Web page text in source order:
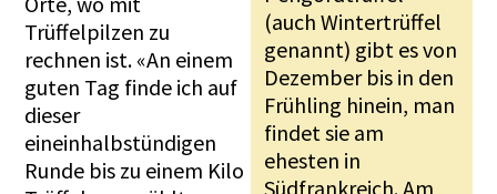
(auch Wintertrüffel
genannt) gibt es von
Dezember bis in den
Frühling hinein, man
findet sie am
ehesten in
Südfrankreich. Am
Trüffelpilzen zu
rechnen ist. «An einem
guten Tag finde ich auf
dieser
eineinhalbstündigen
Runde bis zu einem Kilo